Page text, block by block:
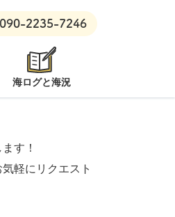
崎ビーチ：潜水注意
090-2235-7246
海ログと海況
す！
軽にリクエスト